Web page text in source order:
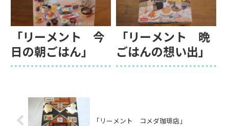
「リーメント 今
日の朝ごはん」
「リーメント 晩
ごはんの想い出」
「リーメント コメダ珈琲店」